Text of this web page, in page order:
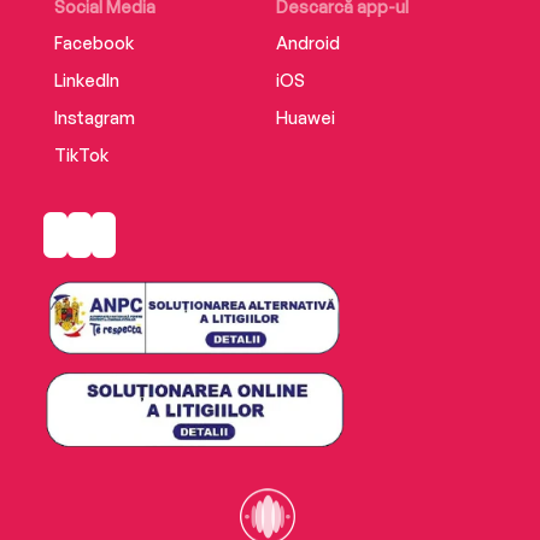
Social Media
Facebook
LinkedIn
Instagram
TikTok
Descarcă app-ul
Android
iOS
Huawei